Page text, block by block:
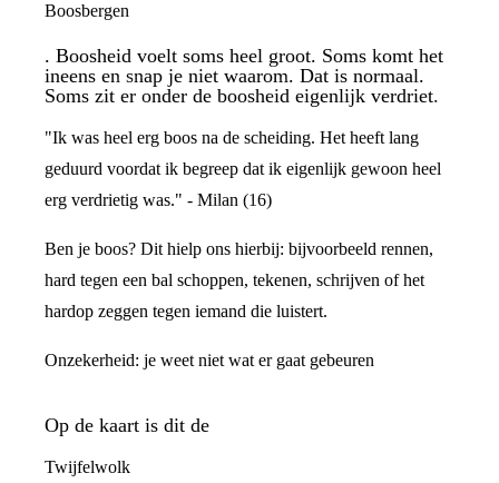
Boosbergen
. Boosheid voelt soms heel groot. Soms komt het
ineens en snap je niet waarom. Dat is normaal.
Soms zit er onder de boosheid eigenlijk verdriet.
"Ik was heel erg boos na de scheiding. Het heeft lang
geduurd voordat ik begreep dat ik eigenlijk gewoon heel
erg verdrietig was." - Milan (16)
Ben je boos? Dit hielp ons hierbij: bijvoorbeeld rennen,
hard tegen een bal schoppen, tekenen, schrijven of het
hardop zeggen tegen iemand die luistert.
Onzekerheid: je weet niet wat er gaat gebeuren
Op de kaart is dit de
Twijfelwolk